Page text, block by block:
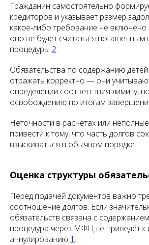
Гражданин самостоятельно
кредиторов и указывает размер
какое‑либо требование не включено
оно не будет считаться погашенным
процедуры 2.
Обязательства по содержанию
отражать корректно — они
определении соответствия лимиту,
освобождению по итогам
Неточности в расчётах или
привести к тому, что часть долгов
взыскиваться в обычном порядке.
Оценка структуры
Перед подачей документов важно
соотношение долгов. Если
обязательств связана с
процедура через МФЦ не приведёт к
аннулированию 1 .